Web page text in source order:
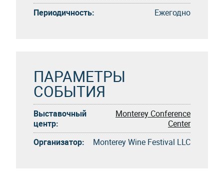
Периодичность:
Eжегоднo
ПАРАМЕТРЫ
СОБЫТИЯ
Выставочный
центр:
Monterey Conference
Center
Организатор:
Monterey Wine Festival LLC